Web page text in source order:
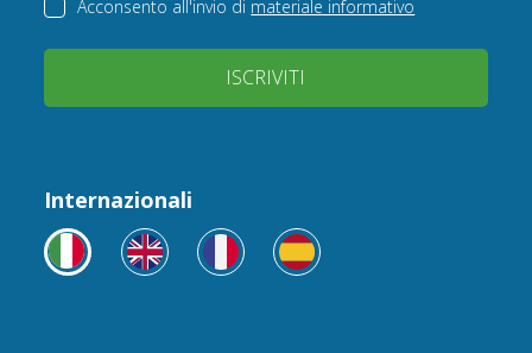
Acconsento all'invio di materiale informativo
ISCRIVITI
Internazionali